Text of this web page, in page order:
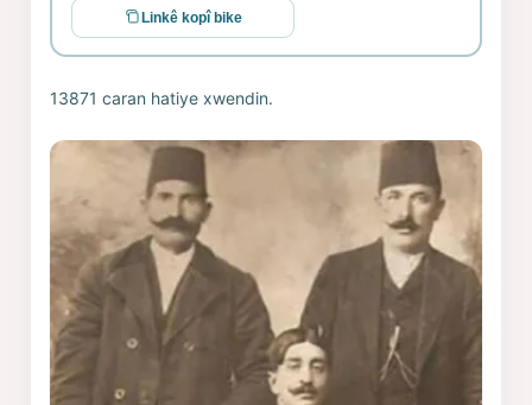
Linkê kopî bike
13871 caran hatiye xwendin.